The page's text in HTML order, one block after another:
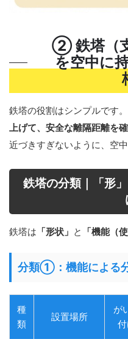
② 鉄塔（
を空中に
鉄塔の役割はシンプルです。
上げて、安全な離隔距離を
近づきすぎないように、空
鉄塔の分類｜「形
鉄塔は 「形状」 と 「機能（
分類①：機能による
種
類
設置場所
が